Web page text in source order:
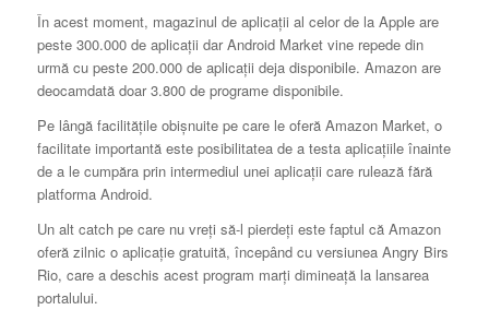
În acest moment, magazinul de aplicaţii al celor de la Apple are
peste 300.000 de aplicaţii dar Android Market vine repede din
urmă cu peste 200.000 de aplicaţii deja disponibile. Amazon are
deocamdată doar 3.800 de programe disponibile.
Pe lângă facilităţile obişnuite pe care le oferă Amazon Market, o
facilitate importantă este posibilitatea de a testa aplicaţiile înainte
de a le cumpăra prin intermediul unei aplicaţii care rulează fără
platforma Android.
Un alt catch pe care nu vreţi să-l pierdeţi este faptul că Amazon
oferă zilnic o aplicaţie gratuită, începând cu versiunea Angry Birs
Rio, care a deschis acest program marţi dimineaţă la lansarea
portalului.